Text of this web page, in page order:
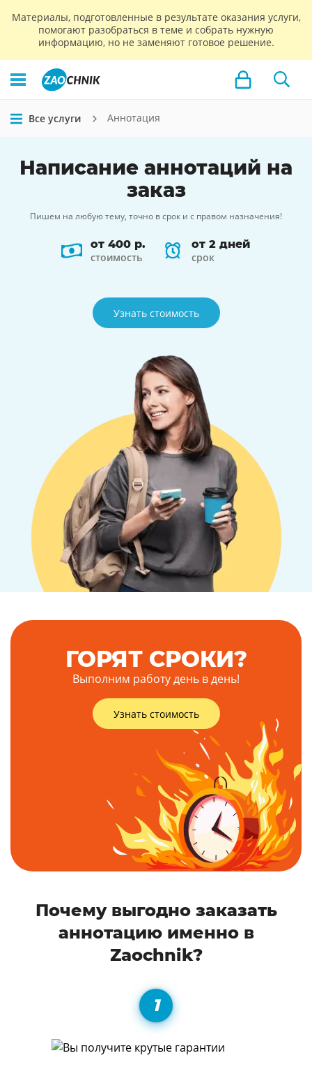
Материалы, подготовленные в результате оказания услуги,
помогают разобраться в теме и собрать нужную
информацию, но не заменяют готовое решение.
Все услуги Аннотация
Написание аннотаций на
заказ
Пишем на любую тему, точно в срок и с правом назначения!
от 400 р.
стоимость
от 2 дней
срок
Узнать стоимость
ГОРЯТ СРОКИ?
Выполним работу день в день!
Узнать стоимость
Почему выгодно заказать
аннотацию именно в
Zaochnik?